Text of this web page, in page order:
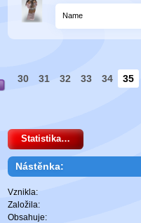
Name
30 31 32 33 34 35
Statistika…
Nástěnka:
Vznikla:
Založila:
Obsahuje: